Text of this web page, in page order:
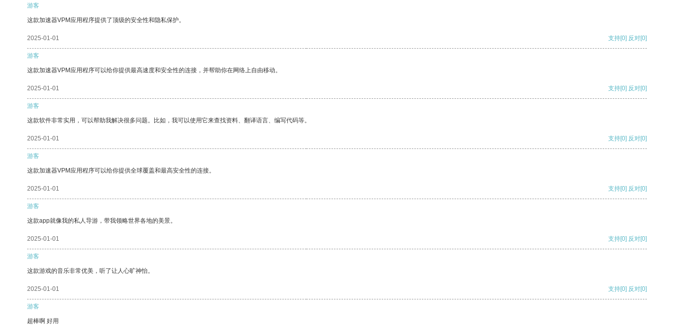
游客
这款加速器VPM应用程序提供了顶级的安全性和隐私保护。
2025-01-01 支持[0] 反对[0]
游客
这款加速器VPM应用程序可以给你提供最高速度和安全性的连接，并帮助你在网络上自由移动。
2025-01-01 支持[0] 反对[0]
游客
这款软件非常实用，可以帮助我解决很多问题。比如，我可以使用它来查找资料、翻译语言、编写代码等。
2025-01-01 支持[0] 反对[0]
游客
这款加速器VPM应用程序可以给你提供全球覆盖和最高安全性的连接。
2025-01-01 支持[0] 反对[0]
游客
这款app就像我的私人导游，带我领略世界各地的美景。
2025-01-01 支持[0] 反对[0]
游客
这款游戏的音乐非常优美，听了让人心旷神怡。
2025-01-01 支持[0] 反对[0]
游客
超棒啊 好用